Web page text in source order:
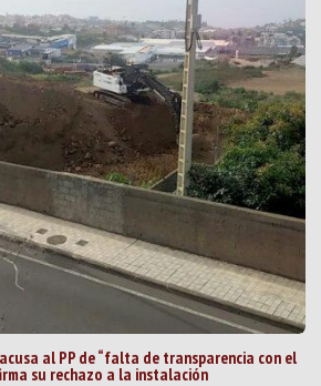
acusa al PP de “falta de transparencia con el
su rechazo a la instalación